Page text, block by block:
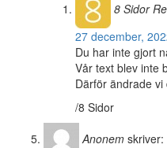
8 Sidor
27 december,
Du har inte gjort
Vår text blev inte
Därför ändrade vi
/8 Sidor
Anonem skriver: